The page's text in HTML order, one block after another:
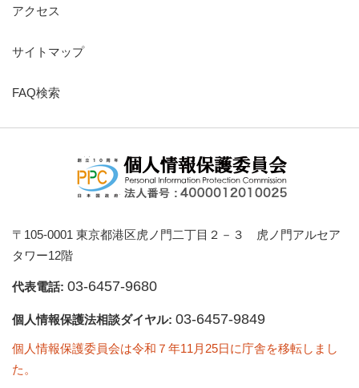
アクセス
サイトマップ
FAQ検索
〒105-0001 東京都港区虎ノ門二丁目２－３ 虎ノ門アルセア
タワー12階
代表電話: 03-6457-9680
個人情報保護法相談ダイヤル: 03-6457-9849
個人情報保護委員会は令和７年11月25日に庁舎を移転しまし
た。